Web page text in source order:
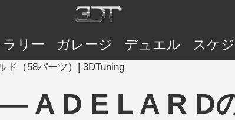
リー ガレージ デュエル スケ
ド（58パーツ）| 3DTuning
A D E L A R D